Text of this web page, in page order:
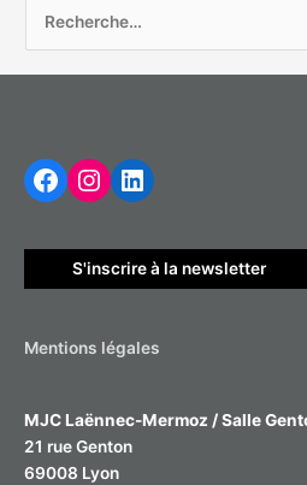
r
h
e
Facebook
Instagram
LinkedIn
S'inscrire à la newsletter
Mentions légales
MJC Laënnec-Mermoz / Salle
21 rue Genton
69008 Lyon